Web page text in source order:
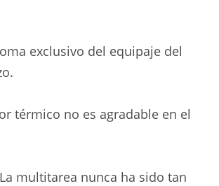
exclusivo del equipaje del
térmico no es agradable en el
multitarea nunca ha sido tan